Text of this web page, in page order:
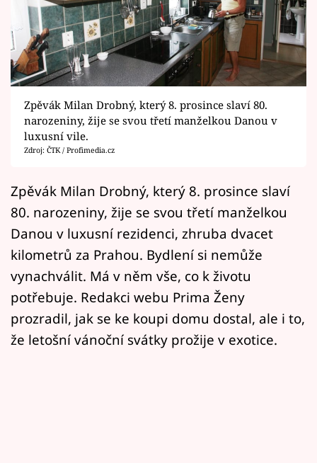
Sledujte prima+
Filmový festival Karlovy Vary
Mámy sobě
Sledujte nás
Zpěvák Milan Drobný, který 8. prosince slaví 80.
narozeniny, žije se svou třetí manželkou Danou v
luxusní vile.
Zdroj: ČTK / Profimedia.cz
Zpěvák Milan Drobný, který 8. prosince slaví
80. narozeniny, žije se svou třetí manželkou
Danou v luxusní rezidenci, zhruba dvacet
kilometrů za Prahou. Bydlení si nemůže
vynachválit. Má v něm vše, co k životu
potřebuje. Redakci webu Prima Ženy
prozradil, jak se ke koupi domu dostal, ale i to,
že letošní vánoční svátky prožije v exotice.